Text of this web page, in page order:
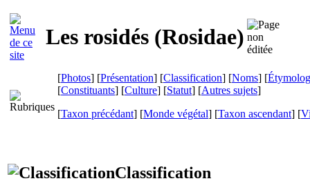
Les rosidés (Rosidae)
[Photos] [Présentation] [Classification] [Noms] [
[Constituants] [Culture] [Statut] [Autres sujets]
[Taxon précédant] [Monde végétal] [Taxon ascendant] [
Classification